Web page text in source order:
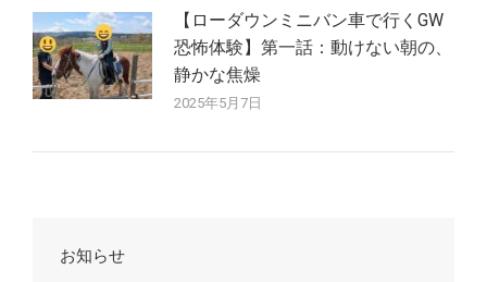
【ローダウンミニバン車で行くGW
恐怖体験】第一話：動けない朝の、
静かな焦燥
2025年5月7日
お知らせ